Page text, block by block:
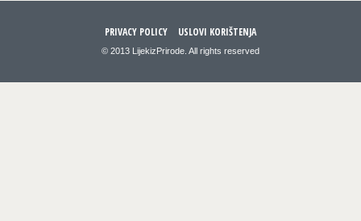
PRIVACY POLICY USLOVI KORIŠTENJA
© 2013 LijekizPrirode. All rights reserved